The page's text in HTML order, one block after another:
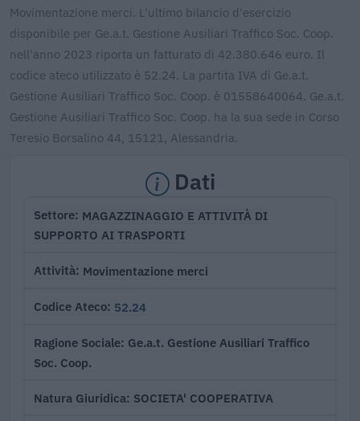
Movimentazione merci. L'ultimo bilancio d'esercizio
disponibile per Ge.a.t. Gestione Ausiliari Traffico Soc. Coop.
nell'anno 2023 riporta un fatturato di 42.380.646 euro. Il
codice ateco utilizzato è 52.24. La partita IVA di Ge.a.t.
Gestione Ausiliari Traffico Soc. Coop. è 01558640064. Ge.a.t.
Gestione Ausiliari Traffico Soc. Coop. ha la sua sede in Corso
Teresio Borsalino 44, 15121, Alessandria.
Dati
Settore MAGAZZINAGGIO E ATTIVITÀ DI
SUPPORTO AI TRASPORTI
Attività Movimentazione merci
Codice Ateco 52.24
Ragione Sociale Ge.a.t. Gestione Ausiliari Traffico
Soc. Coop.
Natura Giuridica SOCIETA' COOPERATIVA